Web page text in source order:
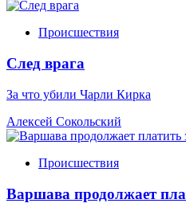
Происшествия
След врага
За что убили Чарли Кирка
Алексей Сокольский
Происшествия
Варшава продолжает